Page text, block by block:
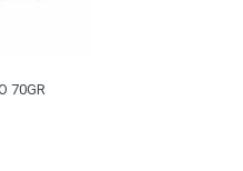
70GR